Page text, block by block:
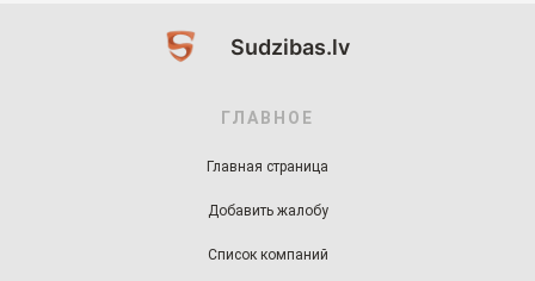
Sudzibas.lv
ГЛАВНОЕ
Главная страница
Добавить жалобу
Список компаний